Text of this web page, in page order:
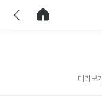
미리보기